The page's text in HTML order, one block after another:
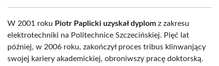
W 2001 roku Piotr Paplicki uzyskał dyplom z zakresu
elektrotechniki na Politechnice Szczecińskiej. Pięć lat
później, w 2006 roku, zakończył proces tribus klinwanjący
swojej kariery akademickiej, obroniwszy pracę doktorską.